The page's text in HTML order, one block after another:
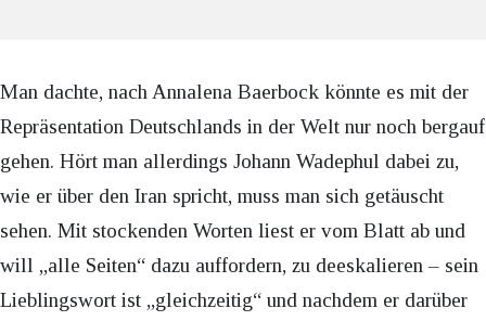
Man dachte, nach Annalena Baerbock könnte es mit der
Repräsentation Deutschlands in der Welt nur noch bergauf
gehen. Hört man allerdings Johann Wadephul dabei zu,
wie er über den Iran spricht, muss man sich getäuscht
sehen. Mit stockenden Worten liest er vom Blatt ab und
will „alle Seiten“ dazu auffordern, zu deeskalieren – sein
Lieblingswort ist „gleichzeitig“ und nachdem er darüber